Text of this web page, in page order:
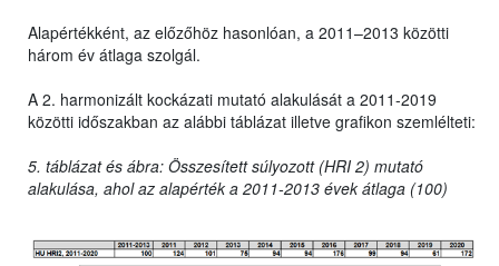
Alapértékként, az előzőhöz hasonlóan, a 2011–2013 közötti
három év átlaga szolgál.
A 2. harmonizált kockázati mutató alakulását a 2011-2019
közötti időszakban az alábbi táblázat illetve grafikon szemlélteti:
5. táblázat és ábra: Összesített súlyozott (HRI 2) mutató
alakulása, ahol az alapérték a 2011-2013 évek átlaga (100)